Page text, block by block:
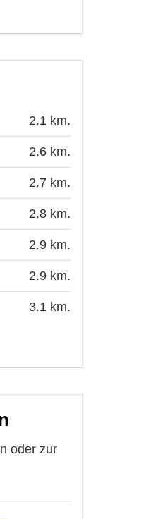
2.1 km.
2.6 km.
2.7 km.
2.8 km.
2.9 km.
2.9 km.
3.1 km.
oder zur